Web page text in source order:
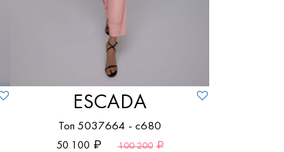
ESCADA
Топ 5037664 - c680
50 100
100 200